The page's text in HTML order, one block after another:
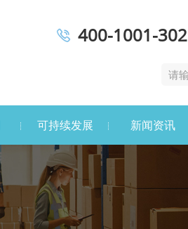
400-1001-302
可持续发展 新闻资讯